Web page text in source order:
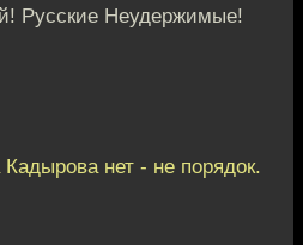
Русские Неудержимые!
нет - не порядок.